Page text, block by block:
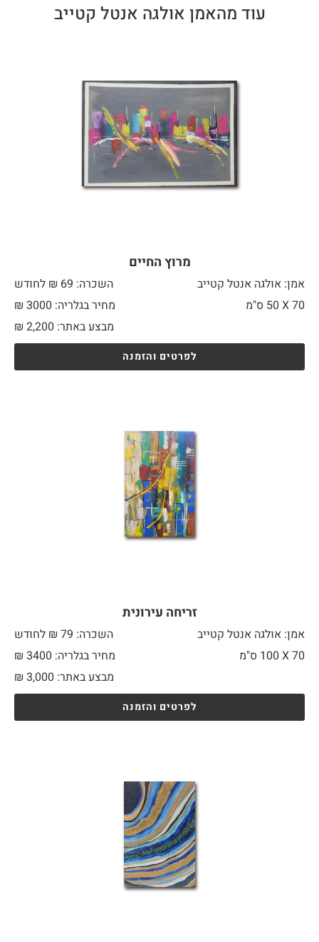
עוד מהאמן אולגה אנטל קטייב
מרוץ החיים
אמן: אולגה אנטל קטייב
השכרה: 69 ₪ לחודש
70 X
מחיר בגלריה: 3000 ₪
מבצע באתר:
₪ 2,200
לפרטים והזמנה
זריחה עירונית
אמן: אולגה אנטל קטייב
השכרה: 79 ₪ לחודש
70 X
מחיר בגלריה: 3400 ₪
מבצע באתר:
₪ 3,000
לפרטים והזמנה